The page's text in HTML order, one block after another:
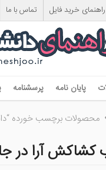
راهنمای خرید فایل تماس با ما
پایان نامه پرسشنامه
محصولات برچسب خورده
کشاکش آرا در